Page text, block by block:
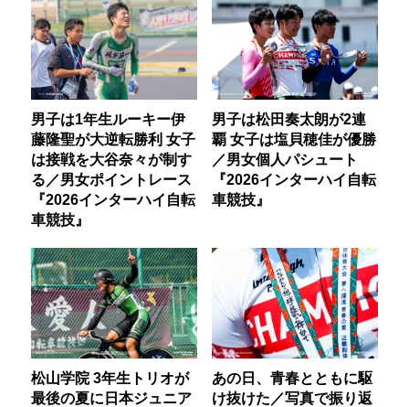
男子は1年生ルーキー伊
藤隆聖が大逆転勝利 女子
は接戦を大谷奈々が制す
る／男女ポイントレース
『2026インターハイ自転
車競技』
男子は松田奏太朗が2連
覇 女子は塩貝穂佳が優勝
／男女個人パシュート
『2026インターハイ自転
車競技』
松山学院 3年生トリオが
最後の夏に日本ジュニア
あの日、青春とともに駆
け抜けた／写真で振り返